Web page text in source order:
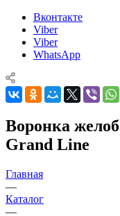
Вконтакте
Viber
Viber
WhatsApp
Воронка
Grand Line
Главная
—
Каталог
—